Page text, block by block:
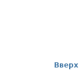
Вверх